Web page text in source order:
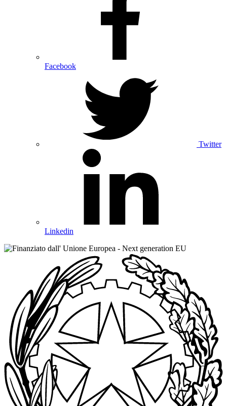
Facebook
Twitter
Linkedin